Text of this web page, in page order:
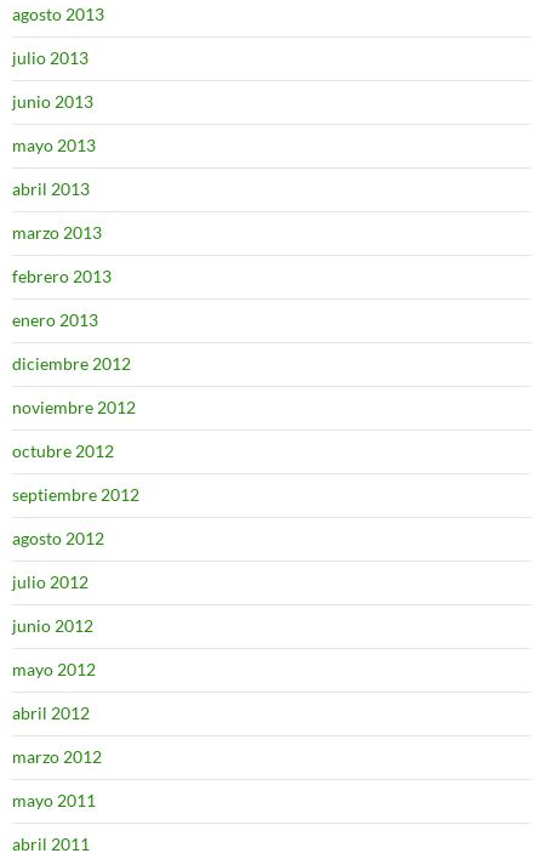
agosto 2013
julio 2013
junio 2013
mayo 2013
abril 2013
marzo 2013
febrero 2013
enero 2013
diciembre 2012
noviembre 2012
octubre 2012
septiembre 2012
agosto 2012
julio 2012
junio 2012
mayo 2012
abril 2012
marzo 2012
mayo 2011
abril 2011